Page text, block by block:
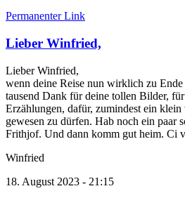
Permanenter Link
Lieber Winfried,
Lieber Winfried,
wenn deine Reise nun wirklich zu
tausend Dank für deine tollen Bilder,
Erzählungen, dafür, zumindest ein
gewesen zu dürfen. Hab noch ein paar
Frithjof. Und dann komm gut heim. Ci
Winfried
18. August 2023 - 21:15